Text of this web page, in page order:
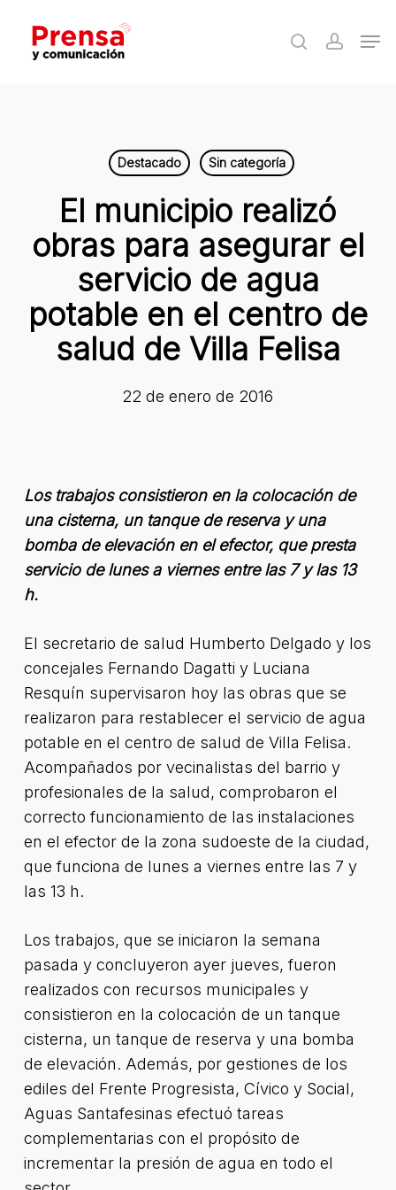
main
search
Destacado Sin categoría
El municipio realizó
obras para asegurar el
servicio de agua
potable en el centro de
salud de Villa Felisa
22 de enero de 2016
Los trabajos consistieron en la colocación de
una cisterna, un tanque de reserva y una
bomba de elevación en el efector, que presta
servicio de lunes a viernes entre las 7 y las 13
h.
El secretario de salud Humberto Delgado y los
concejales Fernando Dagatti y Luciana
Resquín supervisaron hoy las obras que se
realizaron para restablecer el servicio de agua
potable en el centro de salud de Villa Felisa.
Acompañados por vecinalistas del barrio y
profesionales de la salud, comprobaron el
correcto funcionamiento de las instalaciones
en el efector de la zona sudoeste de la ciudad,
que funciona de lunes a viernes entre las 7 y
las 13 h.
Los trabajos, que se iniciaron la semana
pasada y concluyeron ayer jueves, fueron
realizados con recursos municipales y
consistieron en la colocación de un tanque
cisterna, un tanque de reserva y una bomba
de elevación. Además, por gestiones de los
ediles del Frente Progresista, Cívico y Social,
Aguas Santafesinas efectuó tareas
complementarias con el propósito de
incrementar la presión de agua en todo el